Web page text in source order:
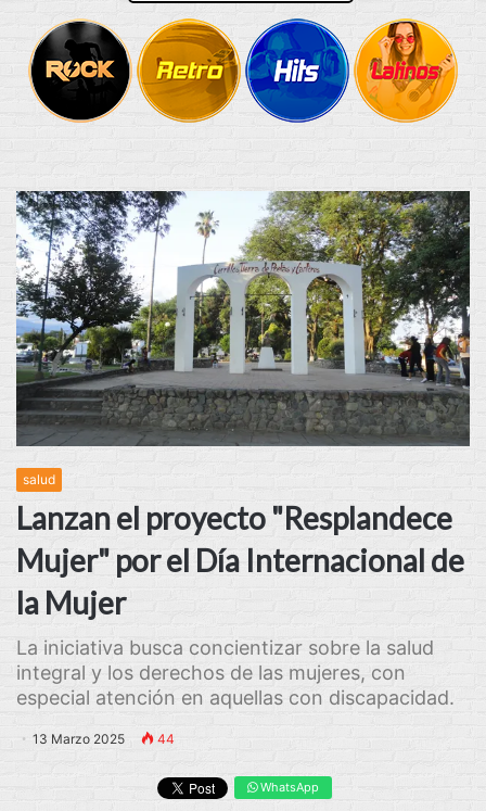
salud
Lanzan el proyecto "Resplandece
Mujer" por el Día Internacional de
la Mujer
La iniciativa busca concientizar sobre la salud
integral y los derechos de las mujeres, con
especial atención en aquellas con discapacidad.
13 Marzo 2025 44
WhatsApp